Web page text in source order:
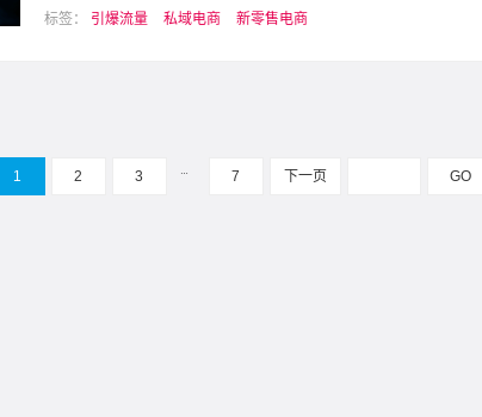
标签： 引爆流量 私域电商 新零售电商
1 2 3 7 下一页 GO